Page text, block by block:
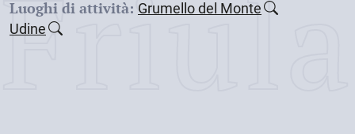
Luoghi di attività: Grumello del Monte
Udine